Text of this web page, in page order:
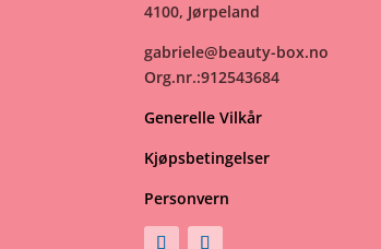
4100, Jørpeland
gabriele@beauty-box.no
Org.nr.:912543684
Generelle Vilkår
Kjøpsbetingelser
Personvern